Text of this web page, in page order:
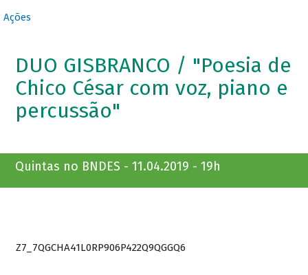
Ações
DUO GISBRANCO / "Poesia de
Chico César com voz, piano e
percussão"
Quintas no BNDES - 11.04.2019 - 19h
Z7_7QGCHA41L0RP906P422Q9QGGQ6